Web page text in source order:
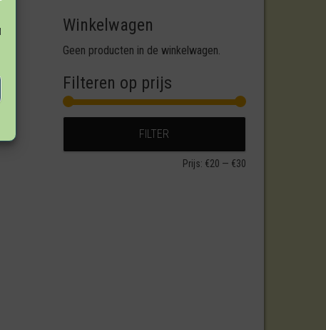
Winkelwagen
Geen producten in de winkelwagen.
Filteren op prijs
FILTER
Prijs: €20 — €30